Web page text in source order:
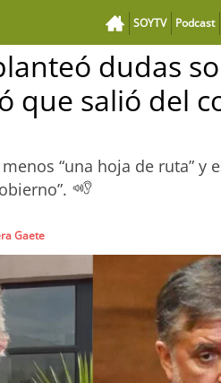
SOYTV Podcast
dudas
que salió del
“una hoja de ruta”
Gaete